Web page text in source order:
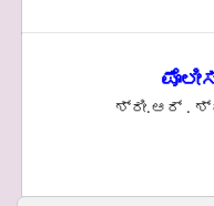
ಶ್ರೀ.ಆರ್ .